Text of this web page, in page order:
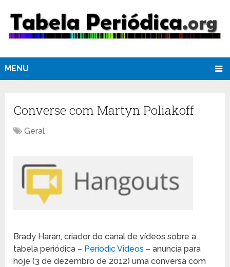
MENU
Converse com Martyn Poliakoff
Geral
Brady Haran, criador do canal de vídeos sobre a
tabela periódica – Periodic Videos – anuncia para
hoje (3 de dezembro de 2012) uma conversa com